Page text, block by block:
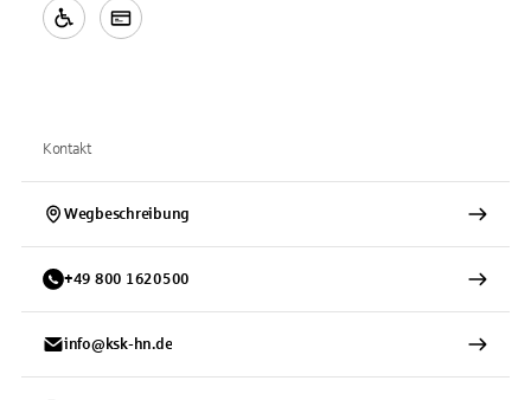
Kontakt
Wegbeschreibung
+49 800 1620500
info@ksk-hn.de